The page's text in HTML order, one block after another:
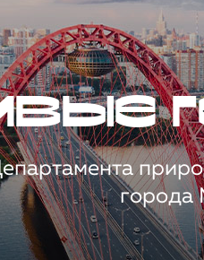
города